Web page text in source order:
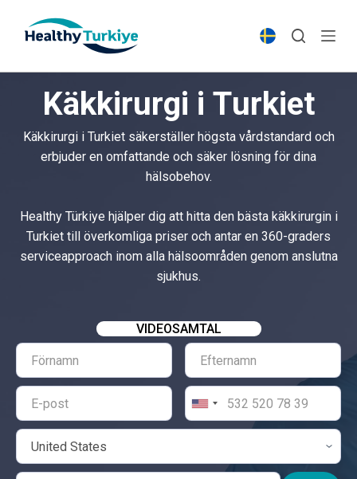
p
e
Käkkirurgi i Turkiet
Käkkirurgi i Turkiet säkerställer högsta vårdstandard och
erbjuder en omfattande och säker lösning för dina
hälsobehov.
Healthy Türkiye hjälper dig att hitta den bästa käkkirurgin i
Turkiet till överkomliga priser och antar en 360-graders
serviceapproach inom alla hälsoområden genom anslutna
sjukhus.
VIDEOSAMTAL